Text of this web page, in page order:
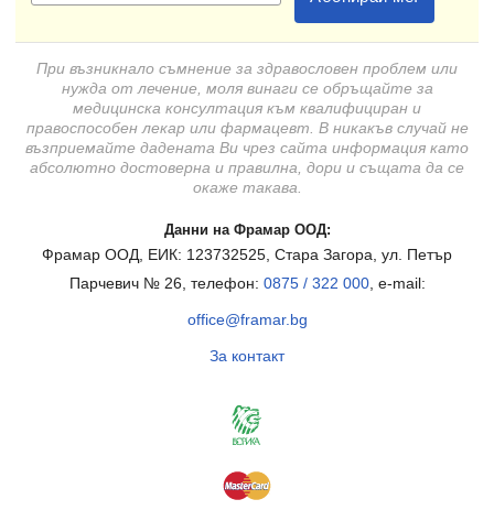
При възникнало съмнение за здравословен проблем или
нужда от лечение, моля винаги се обръщайте за
медицинска консултация към квалифициран и
правоспособен лекар или фармацевт. В никакъв случай не
възприемайте дадената Ви чрез сайта информация като
абсолютно достоверна и правилна, дори и същата да се
окаже такава.
Данни на Фрамар ООД:
Фрамар ООД, ЕИК: 123732525, Стара Загора, ул. Петър
Парчевич № 26, телефон: 0875 / 322 000, e-mail:
office@framar.bg
За контакт